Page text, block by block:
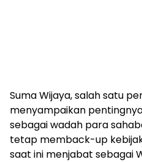
Suma Wijaya, salah satu
menyampaikan
sebagai wadah para
tetap memback-up
saat ini menjabat sebagai